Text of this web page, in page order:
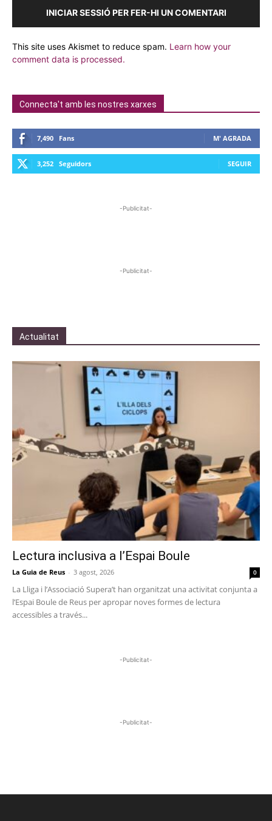
INICIAR SESSIÓ PER FER-HI UN COMENTARI
This site uses Akismet to reduce spam. Learn how your
comment data is processed.
Connecta't amb les nostres xarxes
7,490 Fans M' AGRADA
3,252 Seguidors SEGUIR
-Publicitat-
-Publicitat-
Actualitat
Lectura inclusiva a l’Espai Boule
La Guia de Reus - 3 agost, 2026 0
La Lliga i l’Associació Supera’t han organitzat una activitat conjunta a
l’Espai Boule de Reus per apropar noves formes de lectura
accessibles a través...
-Publicitat-
-Publicitat-